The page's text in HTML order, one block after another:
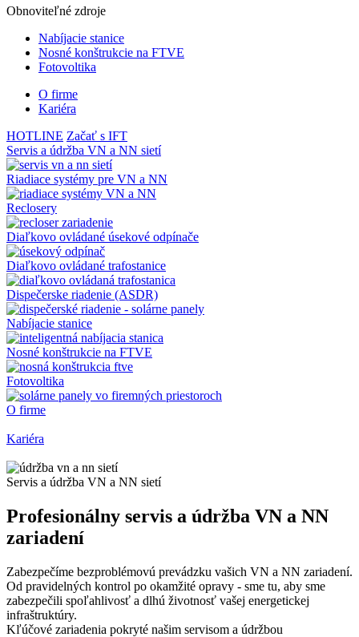
Obnoviteľné zdroje
Nabíjacie stanice
Nosné konštrukcie na FTVE
Fotovoltika
O firme
Kariéra
HOTLINE Začať s IFT
Servis a údržba VN a NN sietí
Riadiace systémy pre VN a NN
Reclosery
Diaľkovo ovládané úsekové odpínače
Diaľkovo ovládané trafostanice
Dispečerske riadenie (ASDR)
Nabíjacie stanice
Nosné konštrukcie na FTVE
Fotovoltika
O firme
Kariéra
Servis a údržba VN a NN sietí
Profesionálny servis a údržba VN a NN
zariadení
Zabezpečíme bezproblémovú prevádzku vašich VN a NN zariadení.
Od pravidelných kontrol po okamžité opravy - sme tu, aby sme
zabezpečili spoľahlivosť a dlhú životnosť vašej energetickej
infraštruktúry.
Kľúčové zariadenia pokryté našim servisom a údržbou